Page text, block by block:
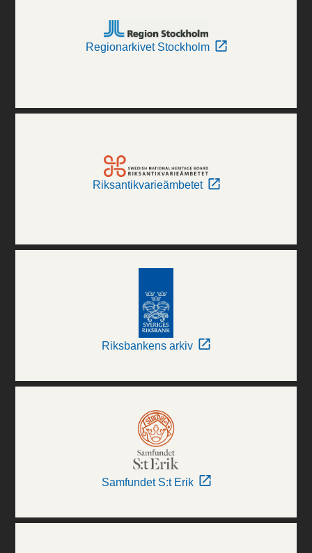
Regionarkivet Stockholm
Riksantikvarieämbetet
Riksbankens arkiv
Samfundet S:t Erik